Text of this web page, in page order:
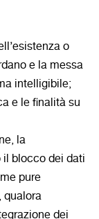
o
e la messa
intelligibile;
e le finalità su
la
blocco dei dati
pure
qualora
dei